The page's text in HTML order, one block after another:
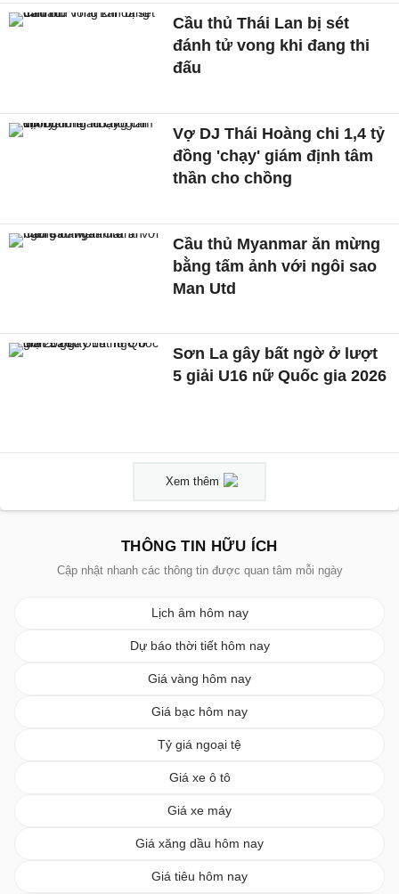
Cầu thủ Thái Lan bị sét
đánh tử vong khi đang thi
đấu
Vợ DJ Thái Hoàng chi 1,4 tỷ
đồng 'chạy' giám định tâm
thần cho chồng
Cầu thủ Myanmar ăn mừng
bằng tấm ảnh với ngôi sao
Man Utd
Sơn La gây bất ngờ ở lượt
5 giải U16 nữ Quốc gia 2026
Xem thêm
THÔNG TIN HỮU ÍCH
Cập nhật nhanh các thông tin được quan tâm mỗi ngày
Lịch âm hôm nay
Dự báo thời tiết hôm nay
Giá vàng hôm nay
Giá bạc hôm nay
Tỷ giá ngoại tệ
Giá xe ô tô
Giá xe máy
Giá xăng dầu hôm nay
Giá tiêu hôm nay